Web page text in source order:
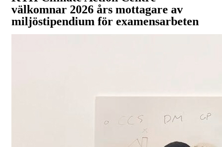
välkomnar 2026 års mottagare av
miljöstipendium för examensarbeten